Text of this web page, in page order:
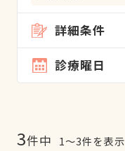
詳細条件
診療曜日
3件中 1〜3件を表示